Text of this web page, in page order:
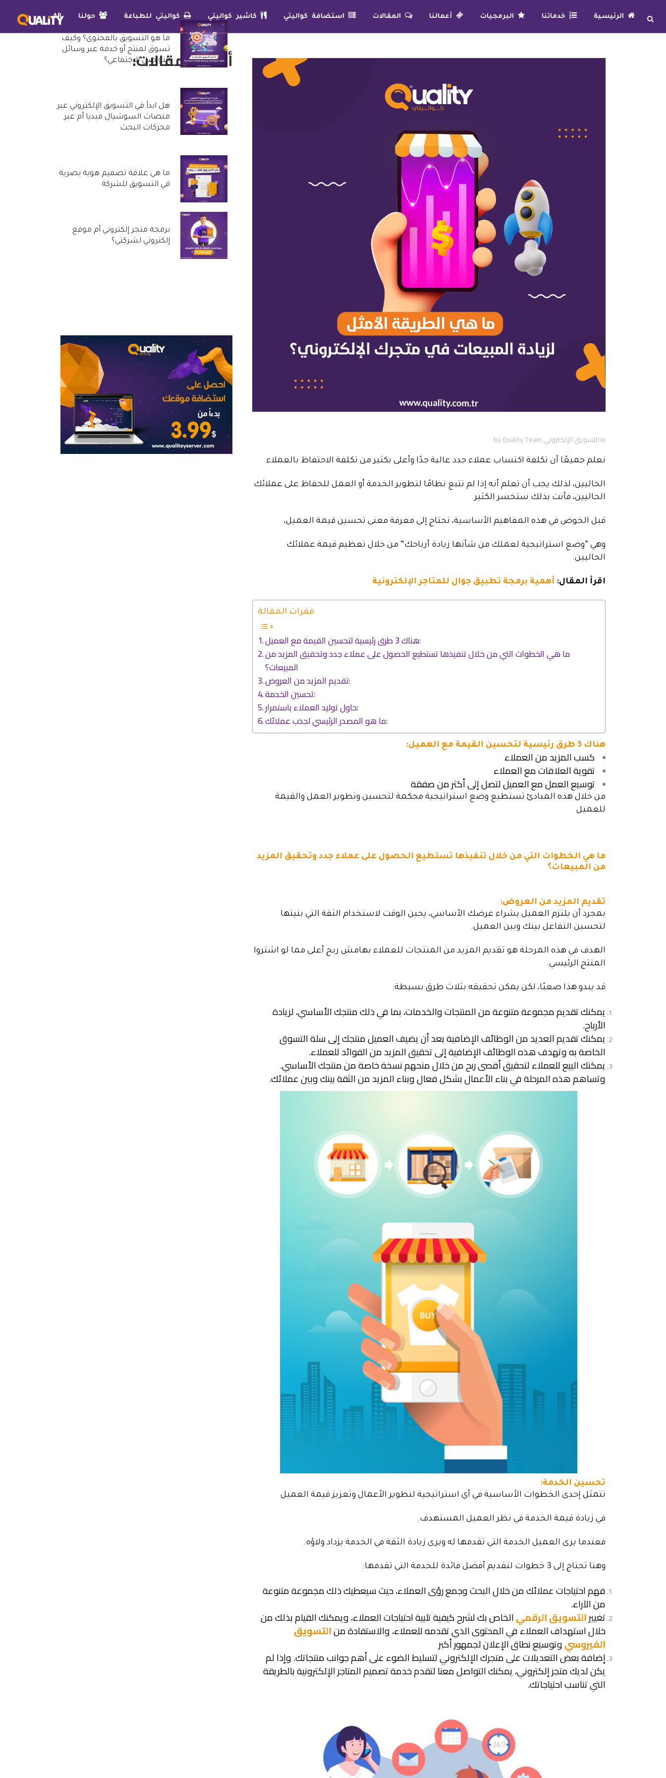
الرئيسية خدماتنا البرمجيات أعمالنا المقالات استضافة كواليتي كاشير كواليتي كواليتي للطباعة حولنا AR
inالتسويق الإلكتروني byQuality Team
نعلم جميعًا أن تكلفة اكتساب عملاء جدد عالية جدًا وأعلى بكثير من تكلفة الاحتفاظ بالعملاء
الحاليين، لذلك يجب أن تعلم أنه إذا لم تتبع نظامًا لتطوير الخدمة أو العمل للحفاظ على عملائك
الحاليين، فأنت بذلك ستخسر الكثير.
قبل الخوض في هذه المفاهيم الأساسية، نحتاج إلى معرفة معنى تحسين قيمة العميل،
وهي “وضع استراتيجية لعملك من شأنها زيادة أرباحك” من خلال تعظيم قيمة عملائك
الحاليين.
اقرأ المقال: أهمية برمجة تطبيق جوال للمتاجر الإلكترونية
فقرات المقالة
هناك 3 طرق رئيسية لتحسين القيمة مع العميل:
ما هي الخطوات التي من خلال تنفيذها تستطيع الحصول على عملاء جدد وتحقيق المزيد من
المبيعات؟
تقديم المزيد من العروض:
تحسين الخدمة:
حاول توليد العملاء باستمرار:
ما هو المصدر الرئيسي لجذب عملائك:
هناك 3 طرق رئيسية لتحسين القيمة مع العميل:
كسب المزيد من العملاء
تقوية العلاقات مع العملاء
توسيع العمل مع العميل لتصل إلى أكثر من صفقة
من خلال هذه المبادئ تستطيع وضع استراتيجية محكمة لتحسين وتطوير العمل والقيمة
للعميل
ما هي الخطوات التي من خلال تنفيذها تستطيع الحصول على عملاء جدد وتحقيق المزيد
من المبيعات؟
تقديم المزيد من العروض:
بمجرد أن يلتزم العميل بشراء عرضك الأساسي، يحين الوقت لاستخدام الثقة التي بنيتها
لتحسين التفاعل بينك وبين العميل.
الهدف في هذه المرحلة هو تقديم المزيد من المنتجات للعملاء بهامش ربح أعلى مما لو اشتروا
المنتج الرئيسي.
قد يبدو هذا صعبًا، لكن يمكن تحقيقه بثلاث طرق بسيطة:
يمكنك تقديم مجموعة متنوعة من المنتجات والخدمات، بما في ذلك منتجك الأساسي، لزيادة
الأرباح.
يمكنك تقديم العديد من الوظائف الإضافية بعد أن يضيف العميل منتجك إلى سلة التسوق
الخاصة به وتهدف هذه الوظائف الإضافية إلى تحقيق المزيد من الفوائد للعملاء.
يمكنك البيع للعملاء لتحقيق أقصى ربح من خلال منحهم نسخة خاصة من منتجك الأساسي.
وتساهم هذه المرحلة في بناء الأعمال بشكل فعال وبناء المزيد من الثقة بينك وبين عملائك.
تحسين الخدمة:
تتمثل إحدى الخطوات الأساسية في أي استراتيجية لتطوير الأعمال وتعزيز قيمة العميل
في زيادة قيمة الخدمة في نظر العميل المستهدف.
فعندما يرى العميل الخدمة التي تقدمها له ويرى زيادة الثقة في الخدمة يزداد ولاؤه.
وهنا تحتاج إلى 3 خطوات لتقديم أفضل فائدة للخدمة التي تقدمها:
فهم احتياجات عملائك من خلال البحث وجمع رؤى العملاء، حيث سيعطيك ذلك مجموعة متنوعة
من الآراء.
تغييرالتسويق الرقميالخاص بك لشرح كيفية تلبية احتياجات العملاء، ويمكنك القيام بذلك من
خلال استهداف العملاء في المحتوى الذي تقدمه للعملاء، والاستفادة منالتسويق
الفيروسيوتوسيع نطاق الإعلان لجمهور أكبر
إضافة بعض التعديلات على متجرك الإلكتروني لتسليط الضوء على أهم جوانب منتجاتك. وإذا لم
يكن لديك متجر إلكتروني، يمكنك التواصل معنا لتقدم خدمة تصميم المتاجر الإلكترونية بالطريقة
التي تناسب احتياجاتك.
أحدث المقالات:
ما هو التسويق بالمحتوى؟ وكيف
تسوق لمنتج أو خدمة عبر وسائل
التواصل الاجتماعي؟
هل ابدأ في التسويق الإلكتروني عبر
منصات السوشيال ميديا أم عبر
محركات البحث
ما هي علاقة تصميم هوية بصرية
في التسويق للشركة
برمجة متجر إلكتروني أم موقع
إلكتروني لشركتي؟